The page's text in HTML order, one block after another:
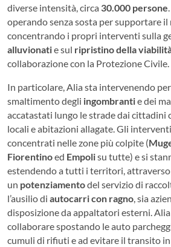
diverse intensità, circa 30.000 persone
operando senza sosta per supportare
concentrando i propri interventi sulla
alluvionatie sul ripristino della
collaborazione con la Protezione Civile.
In particolare, Alia sta intervenendo
smaltimento degli ingombrantie dei
accatastati lungo le strade dai cittadini
locali e abitazioni allagate. Gli
concentrati nelle zone più colpite (
Fiorentinoed Empolisu tutte) e si
estendendo a tutti i territori, attraverso
un potenziamentodel servizio di
l’ausilio di autocarri con ragno, sia
disposizione da appaltatori esterni.
collaborare spostando le auto
cumuli di rifiuti e ad evitare il transito